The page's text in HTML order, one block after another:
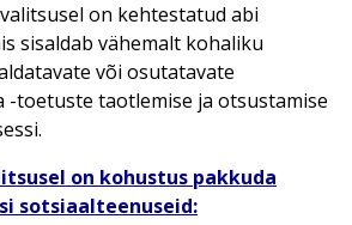
on kehtestatud abi
sisaldab vähemalt kohaliku
või osutatavate
-toetuste taotlemise ja otsustamise
on kohustus pakkuda
sotsiaalteenuseid: